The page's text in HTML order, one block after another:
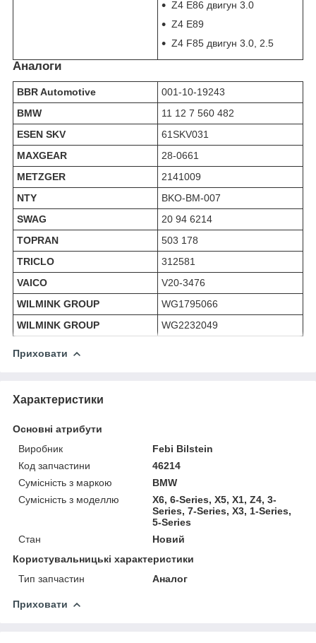
Z4 E86 двигун 3.0
Z4 E89
Z4 F85 двигун 3.0, 2.5
Аналоги
BBR Automotive
001-10-19243
BMW
11 12 7 560 482
ESEN SKV
61SKV031
MAXGEAR
28-0661
METZGER
2141009
NTY
BKO-BM-007
SWAG
20 94 6214
TOPRAN
503 178
TRICLO
312581
VAICO
V20-3476
WILMINK GROUP
WG1795066
WILMINK GROUP
WG2232049
Приховати
Характеристики
Основні атрибути
Виробник
Febi Bilstein
Код запчастини
46214
Сумісність з маркою
BMW
Сумісність з моделлю
X6, 6-Series, X5, X1, Z4, 3-
Series, 7-Series, X3, 1-Series,
5-Series
Стан
Новий
Користувальницькі характеристики
Тип запчастин
Аналог
Приховати